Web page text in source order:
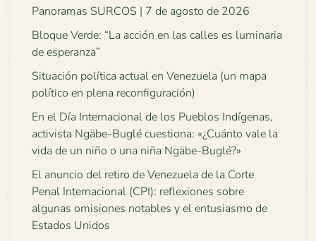
Panoramas SURCOS | 7 de agosto de 2026
Bloque Verde: “La acción en las calles es luminaria
de esperanza”
Situación política actual en Venezuela (un mapa
político en plena reconfiguración)
En el Día Internacional de los Pueblos Indígenas,
activista Ngäbe-Buglé cuestiona: «¿Cuánto vale la
vida de un niño o una niña Ngäbe-Buglé?»
El anuncio del retiro de Venezuela de la Corte
Penal Internacional (CPI): reflexiones sobre
algunas omisiones notables y el entusiasmo de
Estados Unidos